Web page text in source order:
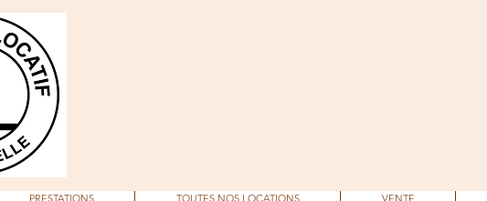
PRESTATIONS TOUTES NOS LOCATIONS VENTE